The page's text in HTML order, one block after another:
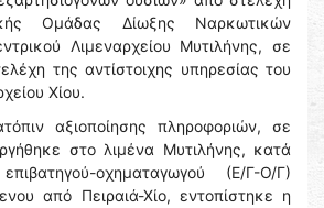
Ομάδας Δίωξης Ναρκωτικών
Λιμεναρχείου Μυτιλήνης, σε
της αντίστοιχης υπηρεσίας του
Χίου.
αξιοποίησης πληροφοριών, σε
στο λιμένα Μυτιλήνης, κατά
οχηματαγωγού (Ε/Γ-Ο/Γ)
από Πειραιά-Χίο, εντοπίστηκε η